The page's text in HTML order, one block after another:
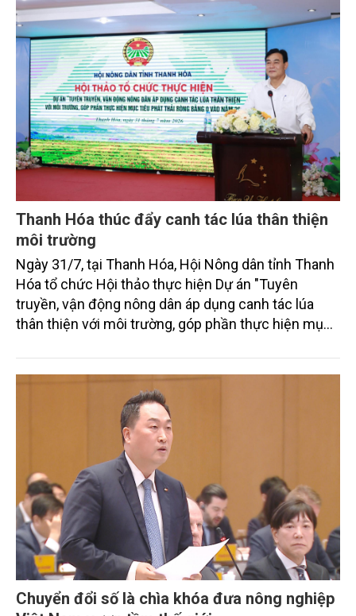
bằng 0 (Net-Zero) vào năm 2050.
Thanh Hóa thúc đẩy canh tác lúa thân thiện
môi trường
Ngày 31/7, tại Thanh Hóa, Hội Nông dân tỉnh Thanh
Hóa tổ chức Hội thảo thực hiện Dự án "Tuyên
truyền, vận động nông dân áp dụng canh tác lúa
thân thiện với môi trường, góp phần thực hiện mục
trình thu hút sự tham gia của đông đảo đại biểu đến
từ các cơ quan quản lý nhà nước, đơn vị nghiên cứu,
doanh nghiệp, hợp tác xã và nông dân đang trực
tiếp triển khai mô hình sản xuất lúa phát thải thấp.
Chuyển đổi số là chìa khóa đưa nông nghiệp